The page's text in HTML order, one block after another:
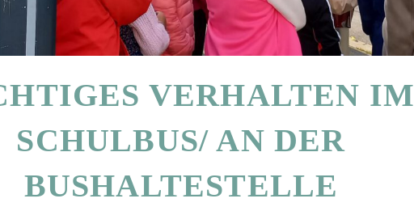
VERHALTEN IM
SCHULBUS/ AN DER
BUSHALTESTELLE